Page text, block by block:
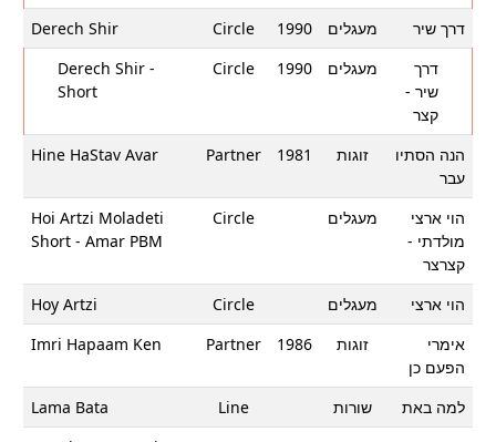
Derech Shir
Circle 1990 מעגלים
דרך שיר
Derech Shir -
Short
Circle 1990 מעגלים
דרך
שיר -
קצר
Hine HaStav Avar
Partner 1981 זוגות
הנה הסתיו
עבר
Hoi Artzi Moladeti
Short - Amar PBM
Circle מעגלים
הוי ארצי
מולדתי -
קצרצר
Hoy Artzi
Circle מעגלים
הוי ארצי
Imri Hapaam Ken
Partner 1986 זוגות
אימרי
הפעם כן
Lama Bata
Line שורות
למה באת